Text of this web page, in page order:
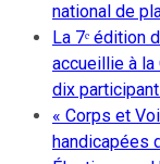
national de
La 7ᵉ édition
accueillie à la
dix
« Corps et
handicapées